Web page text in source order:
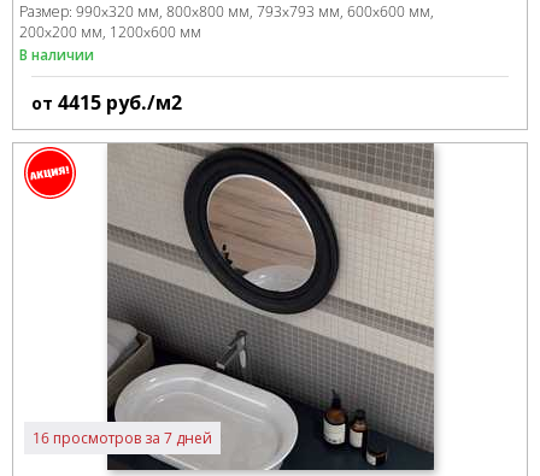
Размер: 990x320 мм 800x800 мм 793x793 мм 600x600 мм
200x200 мм 1200x600 мм
В наличии
от 4415 руб./м2
16 просмотров за 7 дней